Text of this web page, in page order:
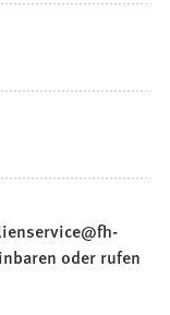
oder rufen